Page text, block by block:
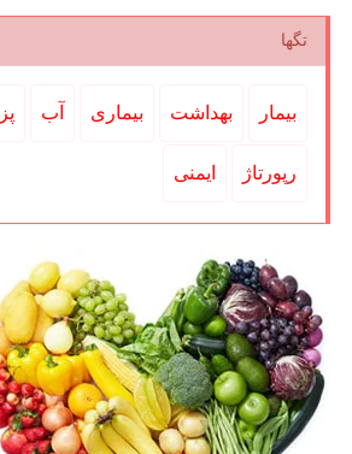
تگها
بیمار بهداشت بیماری آب
رپورتاژ ایمنی